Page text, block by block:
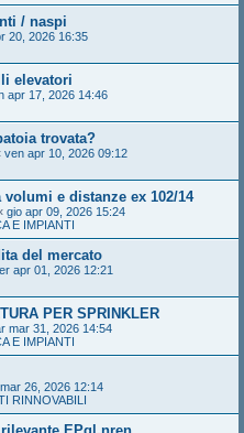
/ naspi
20, 2026 16:35
elevatori
apr 17, 2026 14:46
trovata?
ven apr 10, 2026 09:12
e distanze ex 102/14
gio apr 09, 2026 15:24
E IMPIANTI
del mercato
apr 01, 2026 12:21
PER SPRINKLER
mar 31, 2026 14:54
E IMPIANTI
26, 2026 12:14
RINNOVABILI